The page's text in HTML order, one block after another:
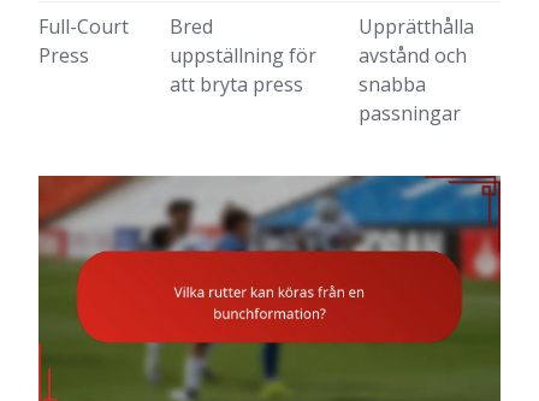
Full-Court
Press
Bred
uppställning för
att bryta press
Upprätthålla
avstånd och
snabba
passningar